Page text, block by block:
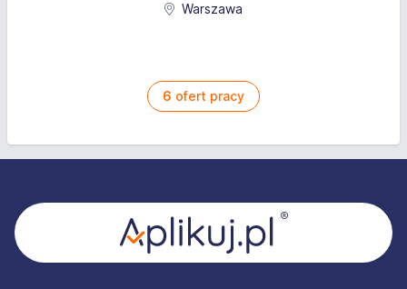
Warszawa
6 ofert pracy